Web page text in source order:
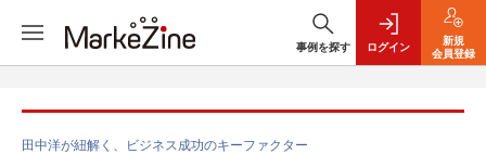
事例を探す ログイン
新規
会員登録
田中洋が紐解く、ビジネス成功のキーファクター